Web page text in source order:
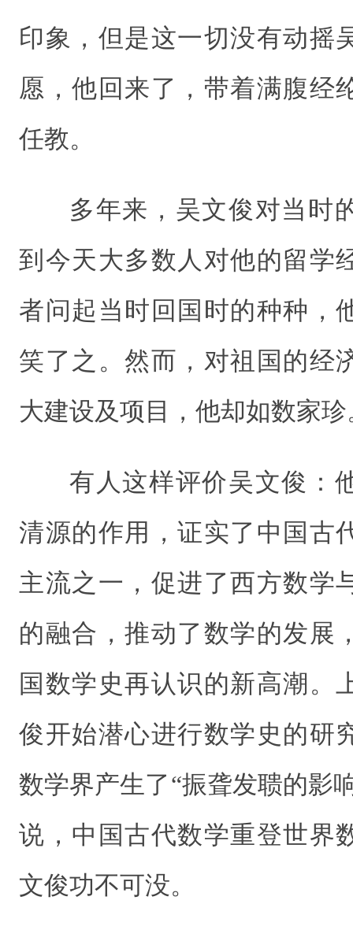
印象，但是这一切没有动摇
愿，他回来了，带着满腹经
任教。
多年来，吴文俊对当时
到今天大多数人对他的留学
者问起当时回国时的种种，
笑了之。然而，对祖国的经
大建设及项目，他却如数家珍
有人这样评价吴文俊：
清源的作用，证实了中国古
主流之一，促进了西方数学
的融合，推动了数学的发展
国数学史再认识的新高潮。
俊开始潜心进行数学史的研
数学界产生了“振聋发聩的影
说，中国古代数学重登世界
文俊功不可没。